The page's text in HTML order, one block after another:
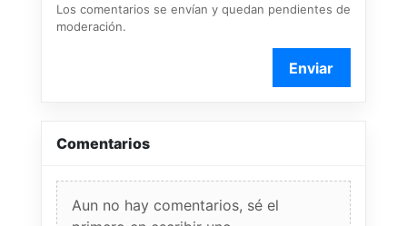
Los comentarios se envían y quedan pendientes de
moderación.
Enviar
Comentarios
Aun no hay comentarios, sé el